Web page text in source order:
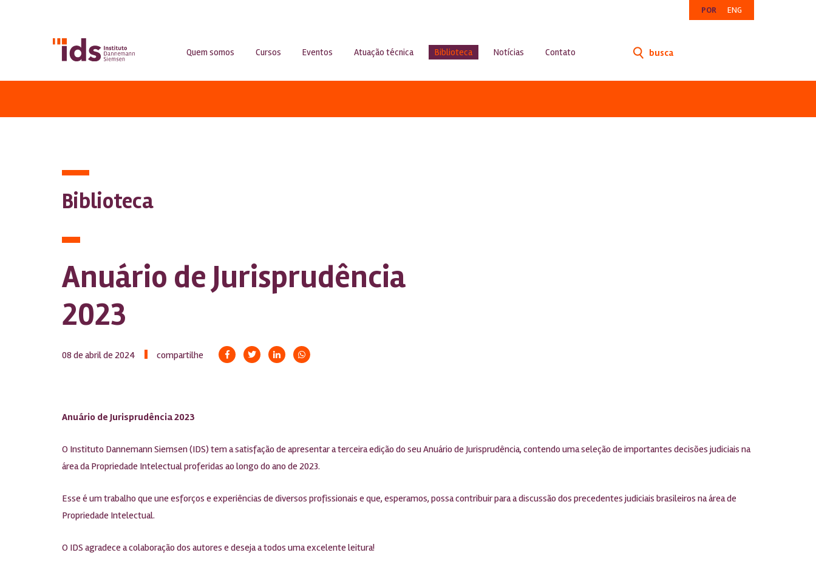
POR ENG
Quem somos Cursos Eventos Atuação técnica Biblioteca Notícias Contato busca
Biblioteca
Anuário de Jurisprudência
2023
08 de abril de 2024 compartilhe
Anuário de Jurisprudência 2023
O Instituto Dannemann Siemsen (IDS) tem a satisfação de apresentar a terceira edição do seu Anuário de Jurisprudência, contendo uma seleção de importantes decisões judiciais na
área da Propriedade Intelectual proferidas ao longo do ano de 2023.
Esse é um trabalho que une esforços e experiências de diversos profissionais e que, esperamos, possa contribuir para a discussão dos precedentes judiciais brasileiros na área de
Propriedade Intelectual.
O IDS agradece a colaboração dos autores e deseja a todos uma excelente leitura!